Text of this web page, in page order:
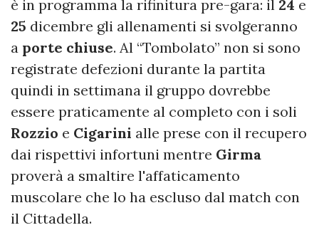
è in programma la rifinitura pre-gara: il 24 e
25 dicembre gli allenamenti si svolgeranno
a porte chiuse. Al “Tombolato” non si sono
registrate defezioni durante la partita
quindi in settimana il gruppo dovrebbe
essere praticamente al completo con i soli
Rozzio e Cigarini alle prese con il recupero
dai rispettivi infortuni mentre Girma
proverà a smaltire l'affaticamento
muscolare che lo ha escluso dal match con
il Cittadella.